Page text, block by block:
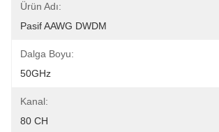
Ürün Adı:
Pasif AAWG DWDM
Dalga Boyu:
50GHz
Kanal:
80 CH